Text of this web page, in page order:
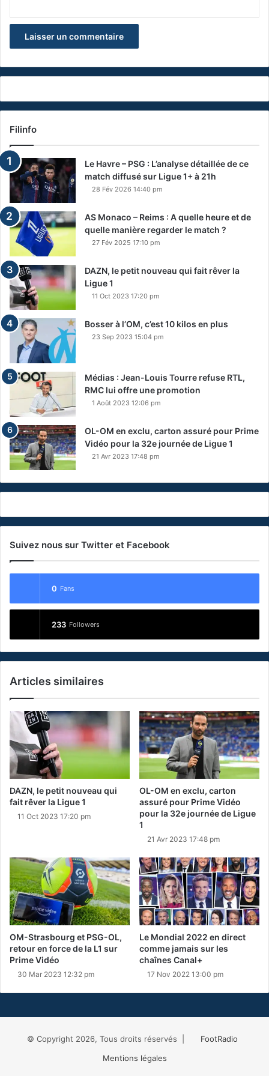
Filinfo
Le Havre – PSG : L’analyse détaillée de ce
match diffusé sur Ligue 1+ à 21h
28 Fév 2026 14:40 pm
AS Monaco – Reims : A quelle heure et de
quelle manière regarder le match ?
27 Fév 2025 17:10 pm
DAZN, le petit nouveau qui fait rêver la
Ligue 1
11 Oct 2023 17:20 pm
Bosser à l’OM, c’est 10 kilos en plus
23 Sep 2023 15:04 pm
Médias : Jean-Louis Tourre refuse RTL,
RMC lui offre une promotion
1 Août 2023 12:06 pm
OL-OM en exclu, carton assuré pour Prime
Vidéo pour la 32e journée de Ligue 1
21 Avr 2023 17:48 pm
Suivez nous sur Twitter et Facebook
0 Fans
233 Followers
Articles similaires
DAZN, le petit nouveau qui
fait rêver la Ligue 1
11 Oct 2023 17:20 pm
OL-OM en exclu, carton
assuré pour Prime Vidéo
pour la 32e journée de Ligue
1
21 Avr 2023 17:48 pm
OM-Strasbourg et PSG-OL,
retour en force de la L1 sur
Prime Vidéo
30 Mar 2023 12:32 pm
Le Mondial 2022 en direct
comme jamais sur les
chaînes Canal+
17 Nov 2022 13:00 pm
© Copyright 2026, Tous droits réservés |
FootRadio
Mentions légales